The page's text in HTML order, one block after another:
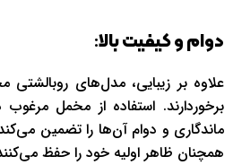
دوام و کیفیت بالا:
علاوه بر زیبایی، مدل‌های روبالشتی
برخوردارند. استفاده از مخمل
ماندگاری و دوام آن‌ها را تضمین
همچنان ظاهر اولیه خود را حفظ